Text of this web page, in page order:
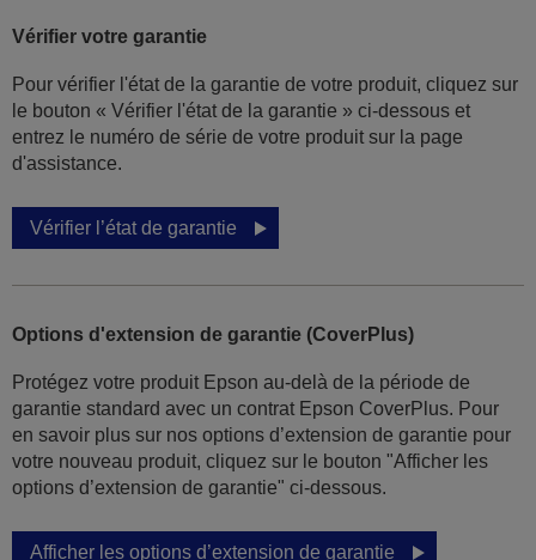
Vérifier votre garantie
Pour vérifier l'état de la garantie de votre produit, cliquez sur
le bouton « Vérifier l'état de la garantie » ci-dessous et
entrez le numéro de série de votre produit sur la page
d'assistance.
Vérifier l’état de garantie
Options d'extension de garantie (CoverPlus)
Protégez votre produit Epson au-delà de la période de
garantie standard avec un contrat Epson CoverPlus. Pour
en savoir plus sur nos options d’extension de garantie pour
votre nouveau produit, cliquez sur le bouton "Afficher les
options d’extension de garantie" ci-dessous.
Afficher les options d’extension de garantie